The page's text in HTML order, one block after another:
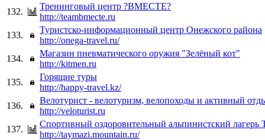
132.
Тренинговый центр ?ВМЕСТЕ?
http://teambmecte.ru
133.
Туристско-информационный центр Онежского района
http://onega-travel.ru/
134.
Магазин пневматического оружия "Зелёный кот"
http://kitmen.ru
135.
Горящие туры
http://happy-travel.kz/
136.
Велотурист - велотуризм, велопоходы и активный
http://veloturist.ru
137.
Спортивный оздоровительный альпинистский лагерь
http://taymazi.mountain.ru/